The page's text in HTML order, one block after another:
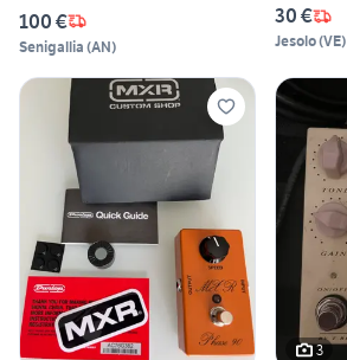
100 €
Senigallia (AN)
30 €
Jesolo(VE)
3